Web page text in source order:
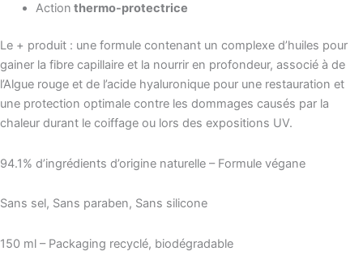
Action thermo-protectrice
Le + produit : une formule contenant un complexe d’huiles pour
gainer la fibre capillaire et la nourrir en profondeur, associé à de
l’Algue rouge et de l’acide hyaluronique pour une restauration et
une protection optimale contre les dommages causés par la
chaleur durant le coiffage ou lors des expositions UV.
94.1% d’ingrédients d’origine naturelle – Formule végane
Sans sel, Sans paraben, Sans silicone
150 ml – Packaging recyclé, biodégradable